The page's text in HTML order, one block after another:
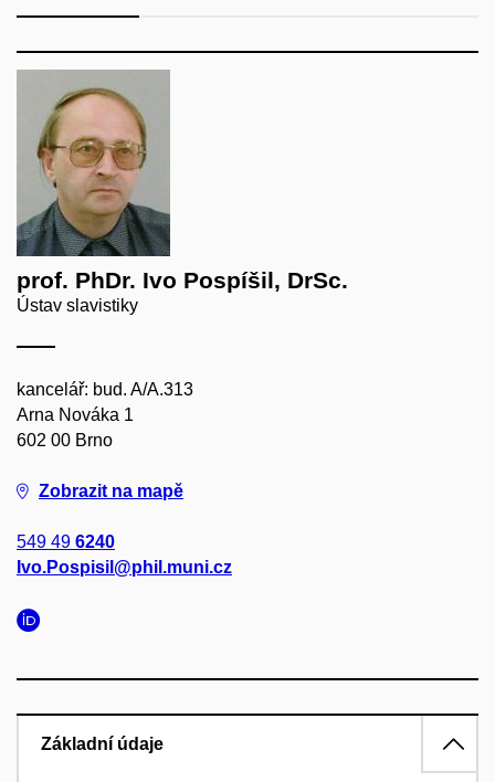
prof. PhDr. Ivo Pospíšil, DrSc.
Ústav slavistiky
kancelář: bud. A/A.313
Arna Nováka 1
602 00 Brno
Zobrazit na mapě
549 49 6240
Ivo.Pospisil@phil.muni.cz
Základní údaje